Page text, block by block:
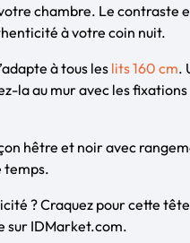
chambre. Le contraste
à votre coin nuit.
à tous les lits 160 cm.
la au mur avec les fixations
hêtre et noir avec
temps.
? Craquez pour cette
sur IDMarket.com.